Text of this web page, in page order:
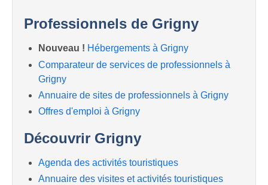
Professionnels de Grigny
Nouveau ! Hébergements à Grigny
Comparateur de services de professionnels à
Grigny
Annuaire de sites de professionnels à Grigny
Offres d'emploi à Grigny
Découvrir Grigny
Agenda des activités touristiques
Annuaire des visites et activités touristiques